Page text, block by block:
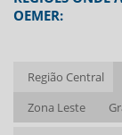
MANUTENÇÃO DE
MANUTENÇÃO
MANUTENÇÃO
OEMER:
Região Central
Zona Leste